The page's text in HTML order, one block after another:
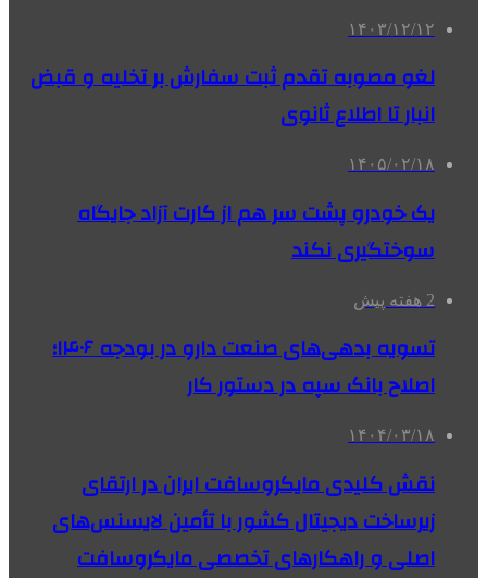
۱۴۰۳/۱۲/۱۲
لغو مصوبه تقدم ثبت سفارش بر تخلیه و قبض
انبار تا اطلاع ثانوی
۱۴۰۵/۰۲/۱۸
یک خودرو پشت سر هم از کارت آزاد جایگاه
سوختگیری نکند
2 هفته پیش
تسویه بدهی‌های صنعت دارو در بودجه ۱۴۰۶؛
اصلاح بانک سپه در دستور کار
۱۴۰۴/۰۳/۱۸
نقش کلیدی مایکروسافت ایران در ارتقای
زیرساخت دیجیتال کشور با تأمین لایسنس‌های
اصلی و راهکارهای تخصصی مایکروسافت